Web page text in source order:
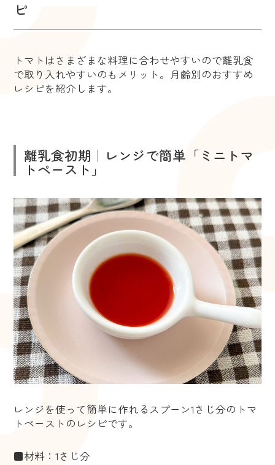
ピ
トマトはさまざまな料理に合わせやすいので離乳食
で取り入れやすいのもメリット。月齢別のおすすめ
レシピを紹介します。
離乳食初期｜レンジで簡単「ミニトマ
トペースト」
レンジを使って簡単に作れるスプーン1さじ分のトマ
トペーストのレシピです。
■材料：1さじ分